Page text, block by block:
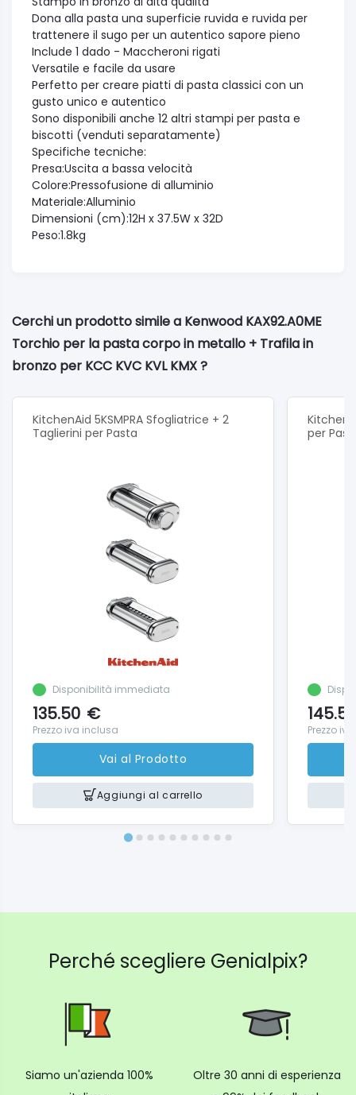
Dona alla pasta una superficie ruvida e ruvida per
trattenere il sugo per un autentico sapore pieno
Include 1 dado - Maccheroni rigati
Versatile e facile da usare
Perfetto per creare piatti di pasta classici con un
gusto unico e autentico
Sono disponibili anche 12 altri stampi per pasta e
biscotti (venduti separatamente)
Specifiche tecniche:
Presa:Uscita a bassa velocità
Colore:Pressofusione di alluminio
Materiale:Alluminio
Dimensioni (cm):12H x 37.5W x 32D
Peso:1.8kg
Cerchi un prodotto simile a Kenwood KAX92.A0ME
Torchio per la pasta corpo in metallo + Trafila in
bronzo per KCC KVC KVL KMX ?
KitchenAid 5KSMPRA Sfogliatrice + 2
Taglierini per Pasta
Disponibilità immediata
135.50 €
Prezzo iva inclusa
Vai al Prodotto
Aggiungi al carrello
per
145.50
Prezzo
Perché scegliere Genialpix?
Siamo un'azienda 100%
Oltre 30 anni di esperienza